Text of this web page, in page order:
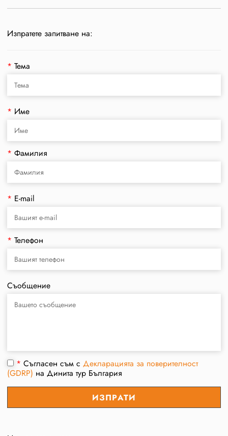
Изпратете запитване на:
* Тема
* Име
* Фамилия
* E-mail
* Телефон
Съобщение
*Съгласен съм сДекларацията за поверителност
(GDRP) на Динита тур България